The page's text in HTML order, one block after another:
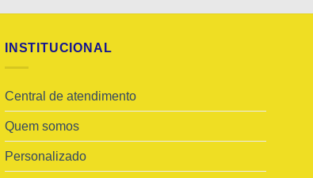
INSTITUCIONAL
Central de atendimento
Quem somos
Personalizado